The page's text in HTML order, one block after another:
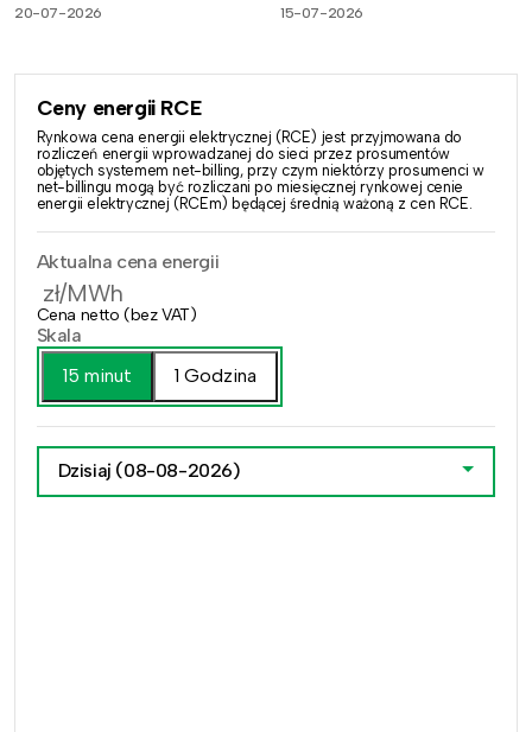
20-07-2026 15-07-2026
Ceny energii RCE
Rynkowa cena energii elektrycznej (RCE) jest przyjmowana do
rozliczeń energii wprowadzanej do sieci przez prosumentów
objętych systemem net-billing, przy czym niektórzy prosumenci w
net-billingu mogą być rozliczani po miesięcznej rynkowej cenie
energii elektrycznej (RCEm) będącej średnią ważoną z cen RCE.
Aktualna cena energii
zł/MWh
Cena netto (bez VAT)
Skala
15 minut
1 Godzina
Dzisiaj (08-08-2026)